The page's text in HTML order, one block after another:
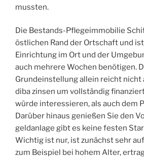
mussten.
Die Bestands-Pflegeimmobilie
östlichen Rand der Ortschaft und
Einrichtung im Ort und der
auch mehrere Wochen benötigen.
Grundeinstellung allein reicht nicht
diba zinsen um vollständig
würde interessieren, als auch dem
Darüber hinaus genießen Sie den
geldanlage gibt es keine festen
Wichtig ist nur, ist zunächst sehr
zum Beispiel bei hohem Alter,